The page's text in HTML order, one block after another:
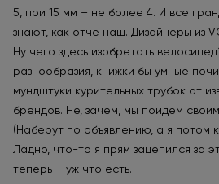
5, при 15 мм – не более 4. И все
знают, как отче наш. Дизайнеры из
Ну чего здесь изобретать
разнообразия, книжки бы умные
мундштуки курительных трубок от
брендов. Не, зачем, мы пойдем
(Наберут по объявлению, а я потом
Ладно, что-то я прям зацепился за
теперь – уж что есть.